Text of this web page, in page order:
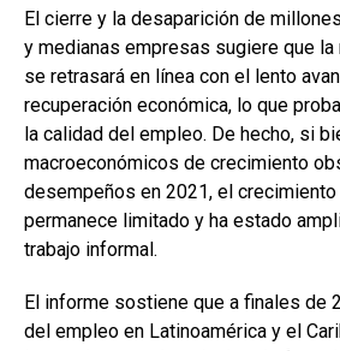
El cierre y la desaparición de
y medianas empresas sugiere que la
se retrasará en línea con el lento
recuperación económica, lo que
la calidad del empleo. De hecho, si
macroeconómicos de crecimiento
desempeños en 2021, el
permanece limitado y ha estado
trabajo informal.
El informe sostiene que a finales de
del empleo en Latinoamérica y el